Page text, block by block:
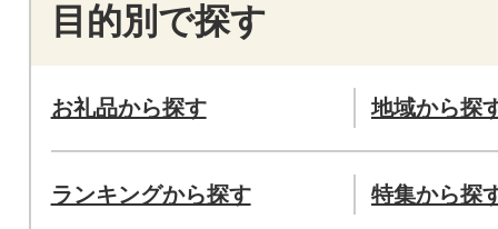
目的別で探す
お礼品から探す 地域から探
ランキングから探す 特集から探